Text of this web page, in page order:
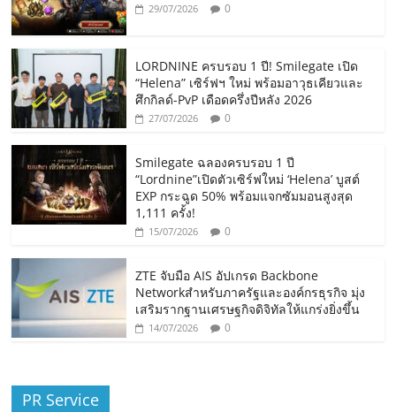
29/07/2026 0
LORDNINE ครบรอบ 1 ปี! Smilegate เปิด
“Helena” เซิร์ฟฯ ใหม่ พร้อมอาวุธเคียวและ
ศึกกิลด์-PvP เดือดครึ่งปีหลัง 2026
27/07/2026 0
Smilegate ฉลองครบรอบ 1 ปี
“Lordnine”เปิดตัวเซิร์ฟใหม่ ‘Helena’ บูสต์
EXP กระฉูด 50% พร้อมแจกซัมมอนสูงสุด
1,111 ครั้ง!
15/07/2026 0
ZTE จับมือ AIS อัปเกรด Backbone
Networkสำหรับภาครัฐและองค์กรธุรกิจ มุ่ง
เสริมรากฐานเศรษฐกิจดิจิทัลให้แกร่งยิ่งขึ้น
14/07/2026 0
PR Service